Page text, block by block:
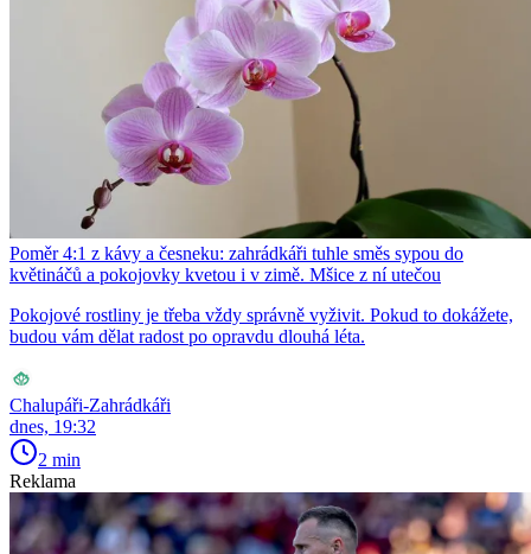
Poměr 4:1 z kávy a česneku: zahrádkáři tuhle směs sypou do
květináčů a pokojovky kvetou i v zimě. Mšice z ní utečou
Pokojové rostliny je třeba vždy správně vyživit. Pokud to dokážete,
budou vám dělat radost po opravdu dlouhá léta.
Chalupáři-Zahrádkáři
dnes, 19:32
2 min
Reklama